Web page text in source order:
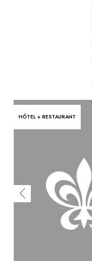
HÔTEL + RESTAURANT